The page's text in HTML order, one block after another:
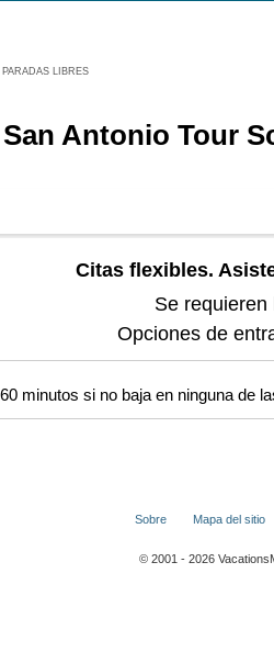
LIBRES
Antonio Tour
Citas flexibles.
Se requieren
Opciones de
minutos si no baja en ninguna de
Sobre Mapa del sitio
© 2001 - 2026